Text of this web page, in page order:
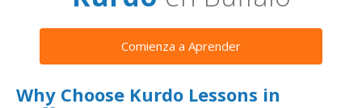
Comienza a Aprender
Why Choose Kurdo Lessons in